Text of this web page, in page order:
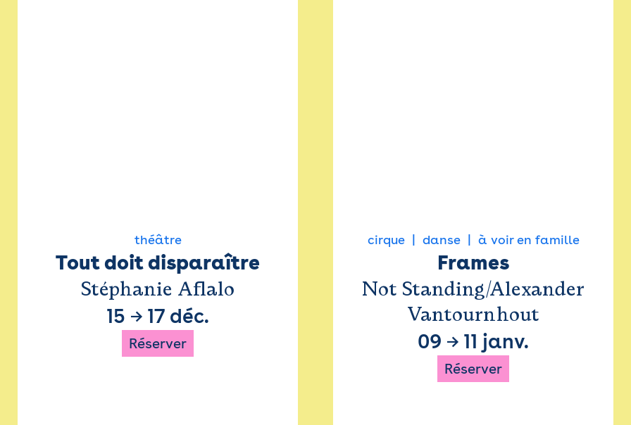
théâtre
Tout doit disparaître
Stéphanie Aflalo
15 → 17 déc.
Réserver
cirque danse à voir en famille
Frames
Not Standing/Alexander
Vantournhout
09 → 11 janv.
Réserver